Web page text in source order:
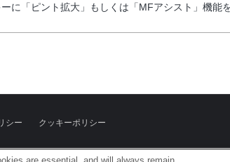
に「ピント拡大」もしくは「MFアシスト」機能
シー クッキーポリシー